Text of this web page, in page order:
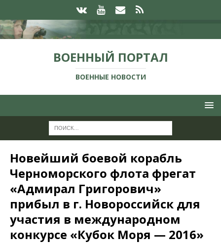
ВОЕННЫЙ ПОРТАЛ
ВОЕННЫЕ НОВОСТИ
Новейший боевой корабль
Черноморского флота фрегат
«Адмирал Григорович»
прибыл в г. Новороссийск для
участия в международном
конкурсе «Кубок Моря — 2016»